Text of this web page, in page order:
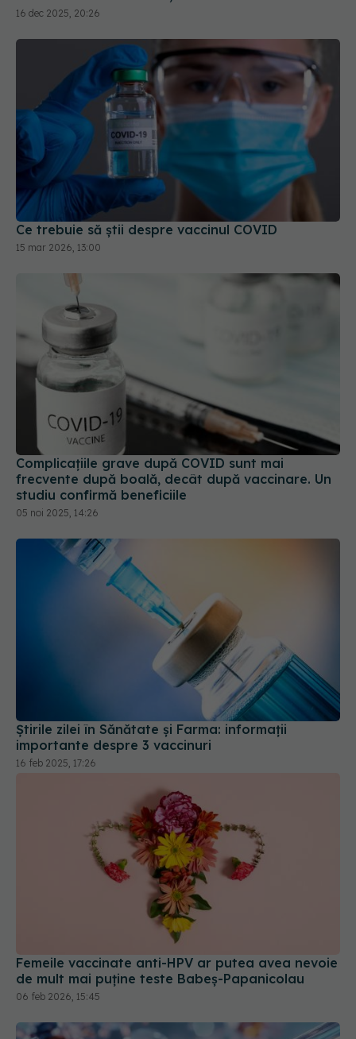
16 dec 2025, 20:26
Ce trebuie să știi despre vaccinul COVID
15 mar 2026, 13:00
Complicațiile grave după COVID sunt mai
frecvente după boală, decât după vaccinare. Un
studiu confirmă beneficiile
05 noi 2025, 14:26
Știrile zilei în Sănătate și Farma: informații
importante despre 3 vaccinuri
16 feb 2025, 17:26
Femeile vaccinate anti-HPV ar putea avea nevoie
de mult mai puține teste Babeș-Papanicolau
06 feb 2026, 15:45